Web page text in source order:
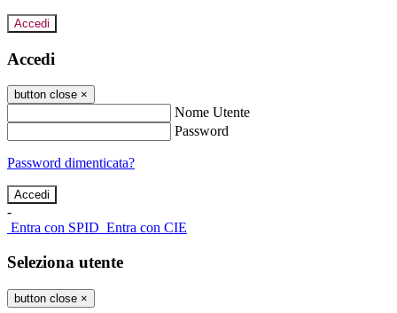
Accedi
Accedi
button close ×
Nome Utente
Password
Password dimenticata?
-
Entra con SPID Entra con CIE
Seleziona utente
button close ×